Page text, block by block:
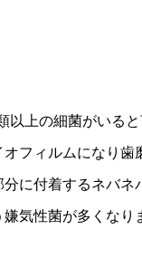
上の細菌がいる
フィルムになり歯
に付着するネバネ
気性菌が多くなり